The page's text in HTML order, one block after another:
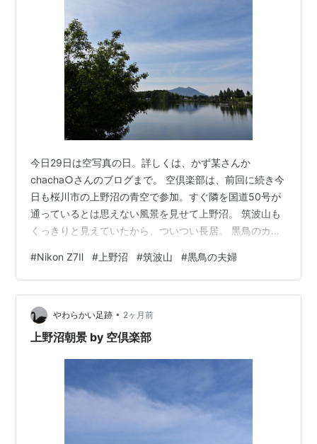
今日29日は空写真の日。詳しくは、かず某さんか
chacha○さんのブログまで。 空倶楽部は、前回に続き今
日も桜川市の上野沼の青空で参加。すぐ隣を国道50号が
通っているとは思えない風景を見せて上野沼。 筑波山も
くっきりと見えていたから、ついつい長居。 黒鳥のカッ
6:50頃撮影 NikonZ7Ⅱ 写真(全般)ランキング ← ランキン
グに参加しています。ポチッと応援お願いします。 にほ
んブログ村← 村にもポチッと応援お願いします。
#Nikon Z7Ⅱ # 上野沼 #筑波山 #黒鳥の夫婦
やわらかい足跡 • 2ヶ月前
上野沼朝景 by 空倶楽部